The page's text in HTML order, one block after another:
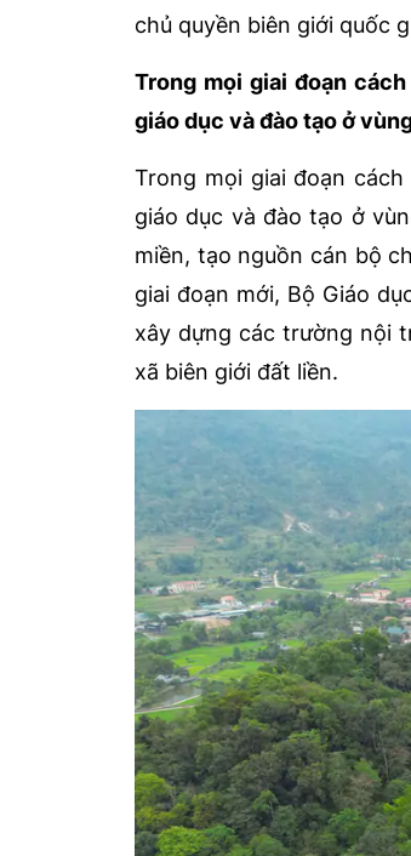
chủ quyền biên giới quốc
Trong mọi giai đoạn
giáo dục và đào tạo ở
Trong mọi giai đoạn
giáo dục và đào tạo ở
miền, tạo nguồn cán bộ
giai đoạn mới, Bộ Giáo
xây dựng các trường nội
xã biên giới đất liền.